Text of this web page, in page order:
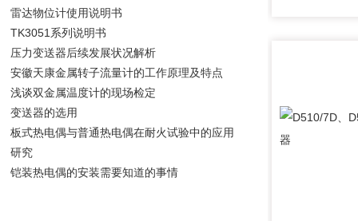
雷达物位计使用说明书
TK3051系列说明书
压力变送器后续发展状况解析
安徽天康金属转子流量计的工作原理及特点
浅谈双金属温度计的现场检定
变送器的选用
板式热电偶与普通热电偶在耐火试验中的应用
研究
铠装热电偶的安装需要知道的事情